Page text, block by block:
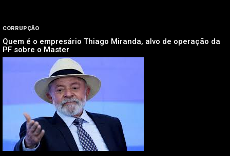
CORRUPÇÃO
Quem é o empresário Thiago Miranda, alvo de operação da
PF sobre o Master